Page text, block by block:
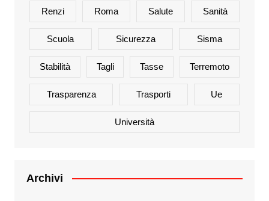
Renzi Roma Salute Sanità
Scuola Sicurezza Sisma
Stabilità Tagli Tasse Terremoto
Trasparenza Trasporti Ue
Università
Archivi